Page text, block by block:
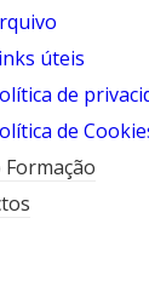
úteis
de
de